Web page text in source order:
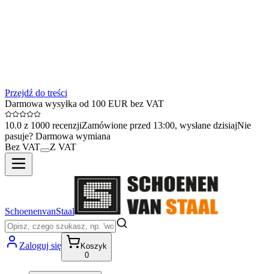
Przejdź do treści
Darmowa wysyłka od 100 EUR bez VAT
10.0 z 1000 recenzjiZamówione przed 13:00, wysłane dzisiajNie
pasuje? Darmowa wymiana
Bez VAT
Z VAT
SchoenenvanStaal
Zaloguj się
Koszyk
0